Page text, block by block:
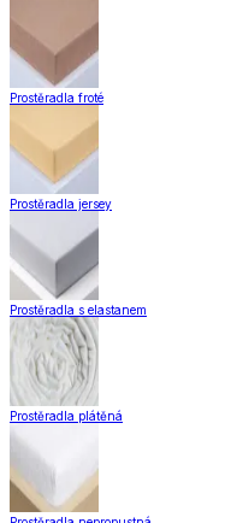
Prostěradla froté
Prostěradla jersey
Prostěradla s elastanem
Prostěradla plátěná